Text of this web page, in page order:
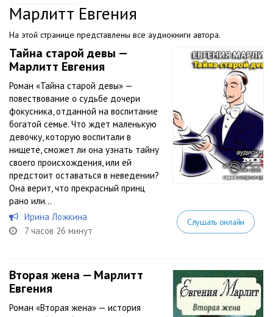
Марлитт Евгения
На этой странице представлены все аудиокниги автора.
Тайна старой девы —
Марлитт Евгения
Роман «Тайна старой девы» —
повествование о судьбе дочери
фокусника, отданной на воспитание
богатой семье. Что ждет маленькую
девочку, которую воспитали в
нищете, сможет ли она узнать тайну
своего происхождения, или ей
предстоит оставаться в неведении?
Она верит, что прекрасный принц
рано или...
Ирина Ложкина
7 часов 26 минут
Слушать онлайн
Вторая жена — Марлитт
Евгения
Роман «Вторая жена» — история